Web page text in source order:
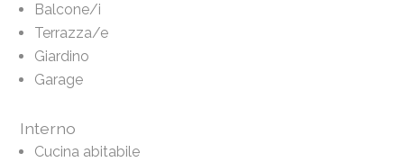
Balcone/i
Terrazza/e
Giardino
Garage
Interno
Cucina abitabile